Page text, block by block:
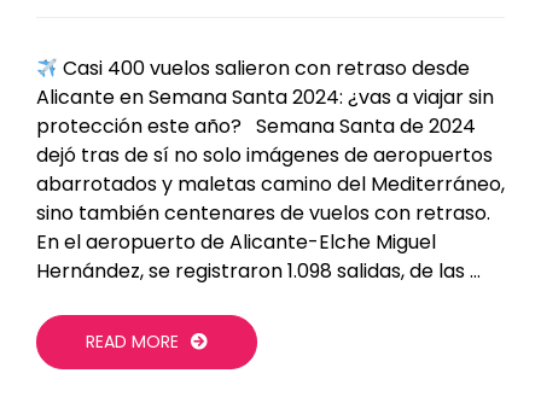
Casi 400 vuelos salieron con retraso desde
Alicante en Semana Santa 2024: ¿vas a viajar sin
protección este año? Semana Santa de 2024
dejó tras de sí no solo imágenes de aeropuertos
abarrotados y maletas camino del Mediterráneo,
sino también centenares de vuelos con retraso.
En el aeropuerto de Alicante-Elche Miguel
Hernández, se registraron 1.098 salidas, de las …
READ MORE